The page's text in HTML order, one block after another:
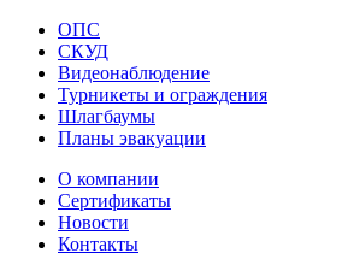
ОПС
СКУД
Видеонаблюдение
Турникеты и ограждения
Шлагбаумы
Планы эвакуации
О компании
Сертификаты
Новости
Контакты